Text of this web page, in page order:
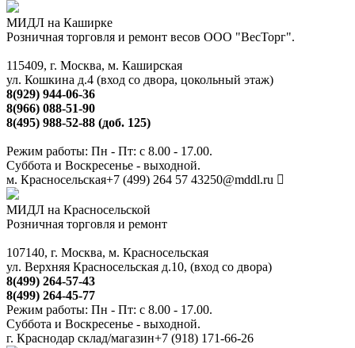
МИДЛ на Каширке
Розничная торговля и ремонт весов ООО "ВесТорг".
115409, г. Москва, м. Каширская
ул. Кошкина д.4 (вход со двора, цокольный этаж)
8(929) 944-06-36
8(966) 088-51-90
8(495) 988-52-88 (доб. 125)
Режим работы: Пн - Пт: с 8.00 - 17.00.
Суббота и Воскресенье - выходной.
м. Красносельская+7 (499) 264 57 43250@mddl.ru
МИДЛ на Красносельской
Розничная торговля и ремонт
107140, г. Москва, м. Красносельская
ул. Верхняя Красносельская д.10, (вход со двора)
8(499) 264-57-43
8(499) 264-45-77
Режим работы: Пн - Пт: с 8.00 - 17.00.
Суббота и Воскресенье - выходной.
г. Краснодар склад/магазин+7 (918) 171-66-26